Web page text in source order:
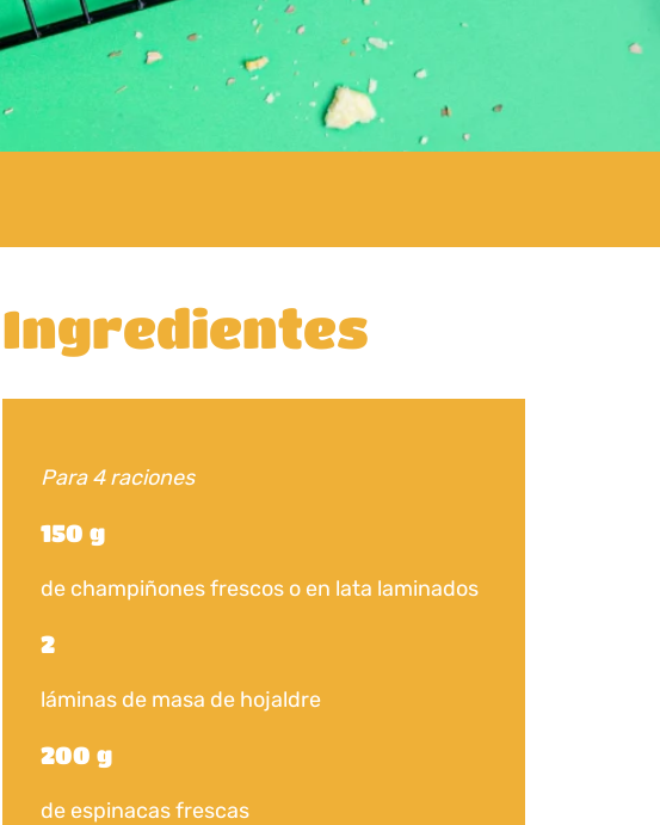
Ingredientes
Para 4 raciones
150 g
de champiñones frescos o en lata laminados
2
láminas de masa de hojaldre
200 g
de espinacas frescas